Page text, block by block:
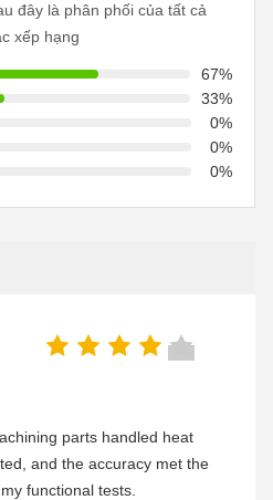
đây là phân phối của tất cả
xếp hạng
67%
33%
0%
0%
0%
parts handled heat
and the accuracy met the
functional tests.